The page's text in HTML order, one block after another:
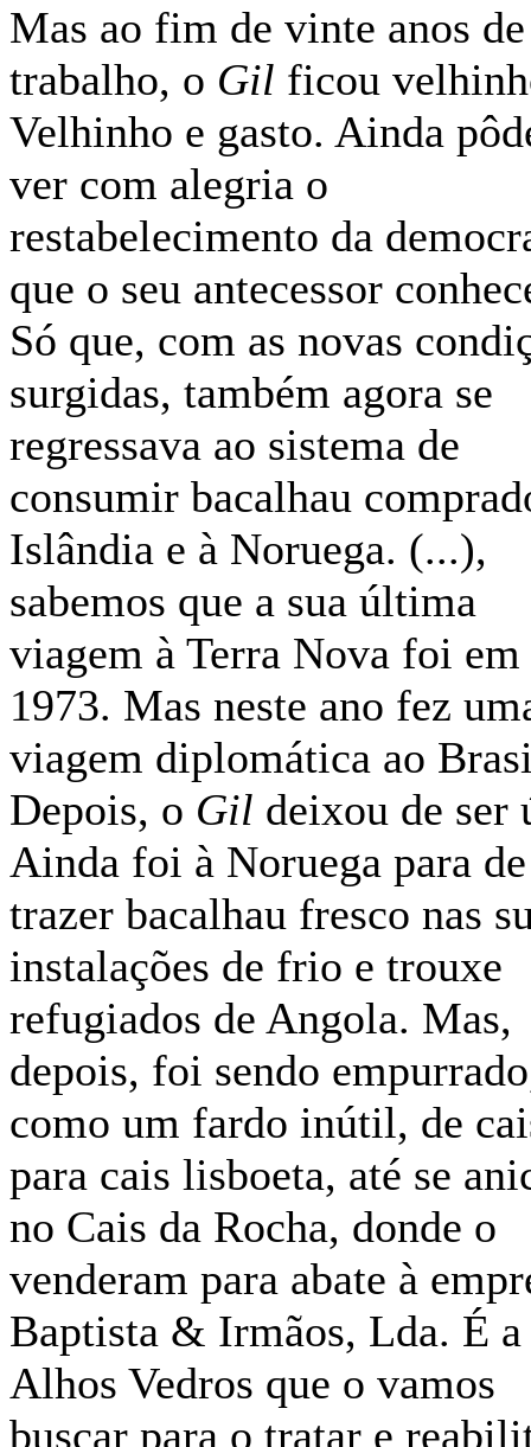
Mas ao fim de vinte anos de
trabalho, o Gil ficou
Velhinho e gasto. Ainda
ver com alegria o
restabelecimento da
que o seu antecessor
Só que, com as novas
surgidas, também agora se
regressava ao sistema de
consumir bacalhau
Islândia e à Noruega. (...),
sabemos que a sua última
viagem à Terra Nova foi em
1973. Mas neste ano fez
viagem diplomática ao
Depois, o Gil deixou de ser
Ainda foi à Noruega para
trazer bacalhau fresco nas
instalações de frio e trouxe
refugiados de Angola. Mas,
depois, foi sendo
como um fardo inútil, de
para cais lisboeta, até se
no Cais da Rocha, donde o
venderam para abate à
Baptista & Irmãos, Lda. É a
Alhos Vedros que o vamos
buscar para o tratar e